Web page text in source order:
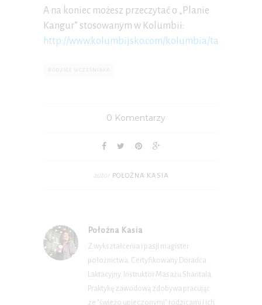
A na koniec możesz przeczytać o „Planie
Kangur” stosowanym w Kolumbii:
http://www.kolumbijsko.com/kolumbia/
RODZICE WCZEŚNIAKA
0 Komentarzy
autor POŁOŻNA KASIA
Położna Kasia
Z wykształcenia i pasji magister
położnictwa. Certyfikowany Doradca
Laktacyjny. Instruktor Masażu Shantala.
Praktykę zawodową zdobywa pracując
ze "świeżo upieczonymi" rodzicami i ich